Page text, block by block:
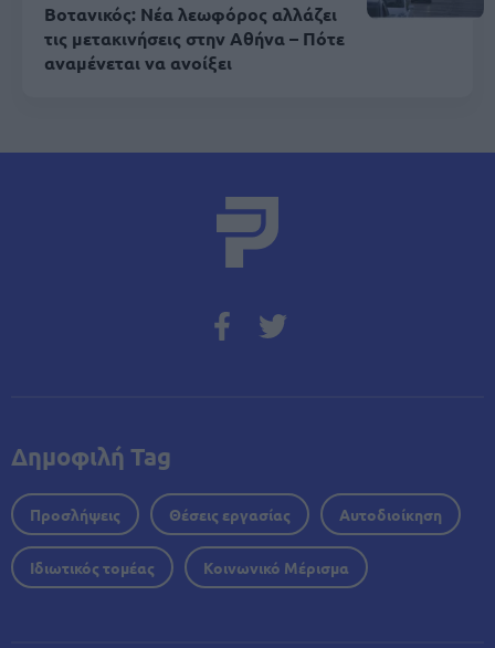
Βοτανικός: Νέα λεωφόρος αλλάζει
τις μετακινήσεις στην Αθήνα – Πότε
αναμένεται να ανοίξει
Δημοφιλή Tag
Προσλήψεις Θέσεις εργασίας Αυτοδιοίκηση
Ιδιωτικός τομέας Κοινωνικό Μέρισμα